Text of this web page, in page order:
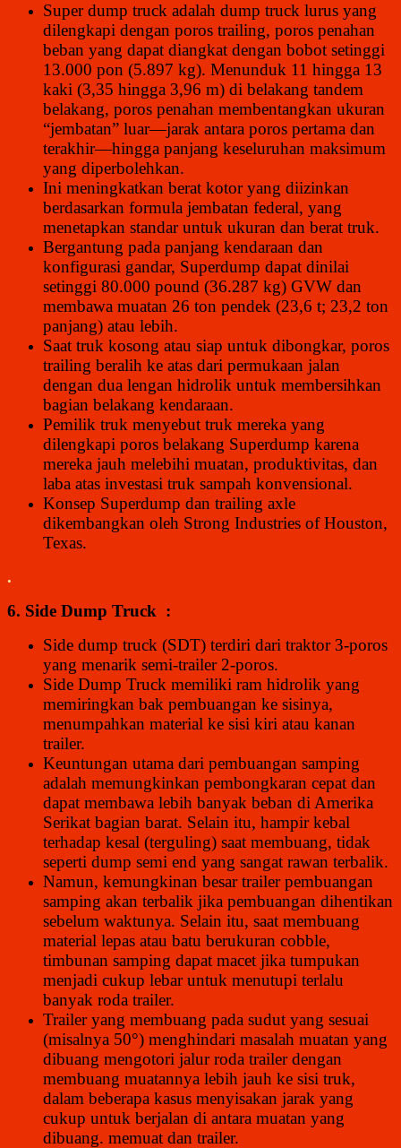
Super dump truck adalah dump truck lurus yang
dilengkapi dengan poros trailing, poros penahan
beban yang dapat diangkat dengan bobot setinggi
13.000 pon (5.897 kg). Menunduk 11 hingga 13
kaki (3,35 hingga 3,96 m) di belakang tandem
belakang, poros penahan membentangkan ukuran
“jembatan” luar—jarak antara poros pertama dan
terakhir—hingga panjang keseluruhan maksimum
yang diperbolehkan.
Ini meningkatkan berat kotor yang diizinkan
berdasarkan formula jembatan federal, yang
menetapkan standar untuk ukuran dan berat truk.
Bergantung pada panjang kendaraan dan
konfigurasi gandar, Superdump dapat dinilai
setinggi 80.000 pound (36.287 kg) GVW dan
membawa muatan 26 ton pendek (23,6 t; 23,2 ton
panjang) atau lebih.
Saat truk kosong atau siap untuk dibongkar, poros
trailing beralih ke atas dari permukaan jalan
dengan dua lengan hidrolik untuk membersihkan
bagian belakang kendaraan.
Pemilik truk menyebut truk mereka yang
dilengkapi poros belakang Superdump karena
mereka jauh melebihi muatan, produktivitas, dan
laba atas investasi truk sampah konvensional.
Konsep Superdump dan trailing axle
dikembangkan oleh Strong Industries of Houston,
Texas.
.
6. Side Dump Truck :
Side dump truck (SDT) terdiri dari traktor 3-poros
yang menarik semi-trailer 2-poros.
Side Dump Truck memiliki ram hidrolik yang
memiringkan bak pembuangan ke sisinya,
menumpahkan material ke sisi kiri atau kanan
trailer.
Keuntungan utama dari pembuangan samping
adalah memungkinkan pembongkaran cepat dan
dapat membawa lebih banyak beban di Amerika
Serikat bagian barat. Selain itu, hampir kebal
terhadap kesal (terguling) saat membuang, tidak
seperti dump semi end yang sangat rawan terbalik.
Namun, kemungkinan besar trailer pembuangan
samping akan terbalik jika pembuangan dihentikan
sebelum waktunya. Selain itu, saat membuang
material lepas atau batu berukuran cobble,
timbunan samping dapat macet jika tumpukan
menjadi cukup lebar untuk menutupi terlalu
banyak roda trailer.
Trailer yang membuang pada sudut yang sesuai
(misalnya 50°) menghindari masalah muatan yang
dibuang mengotori jalur roda trailer dengan
membuang muatannya lebih jauh ke sisi truk,
dalam beberapa kasus menyisakan jarak yang
cukup untuk berjalan di antara muatan yang
dibuang. memuat dan trailer.